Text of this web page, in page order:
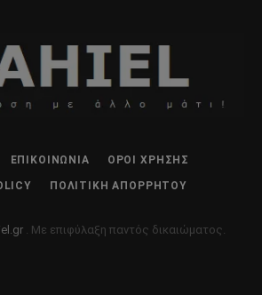
ΕΠΙΚΟΙΝΩΝΊΑ ΌΡΟΙ ΧΡΉΣΗΣ
ΠΟΛΙΤΙΚΉ ΑΠΟΡΡΉΤΟΥ
. Με επιφύλαξη παντός δικαιώματος.